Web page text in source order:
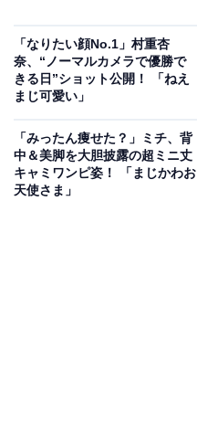
「なりたい顔No.1」村重杏
奈、“ノーマルカメラで優勝で
きる日”ショット公開！ 「ねえ
まじ可愛い」
「みったん痩せた？」ミチ、背
中＆美脚を大胆披露の超ミニ丈
キャミワンピ姿！ 「まじかわお
天使さま」